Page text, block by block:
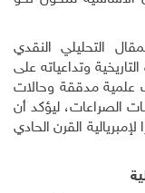
النقدي
على
وحالات
ليؤكد أن
الحادي